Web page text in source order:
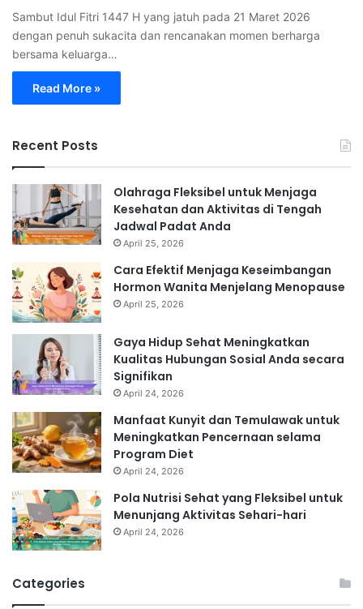
Sambut Idul Fitri 1447 H yang jatuh pada 21 Maret 2026
dengan penuh sukacita dan rencanakan momen berharga
bersama keluarga…
Read More »
Recent Posts
Olahraga Fleksibel untuk Menjaga
Kesehatan dan Aktivitas di Tengah
Jadwal Padat Anda
April 25, 2026
Cara Efektif Menjaga Keseimbangan
Hormon Wanita Menjelang Menopause
April 25, 2026
Gaya Hidup Sehat Meningkatkan
Kualitas Hubungan Sosial Anda secara
Signifikan
April 24, 2026
Manfaat Kunyit dan Temulawak untuk
Meningkatkan Pencernaan selama
Program Diet
April 24, 2026
Pola Nutrisi Sehat yang Fleksibel untuk
Menunjang Aktivitas Sehari-hari
April 24, 2026
Categories